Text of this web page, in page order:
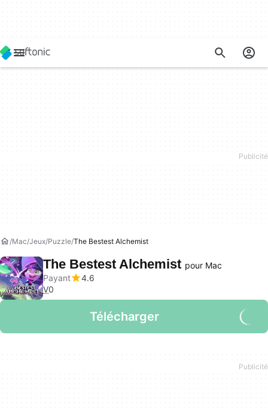
Mac Jeux Puzzle The Bestest Alchemist
The Bestest Alchemist pour Mac
Payant
4.6
V0
Télécharger